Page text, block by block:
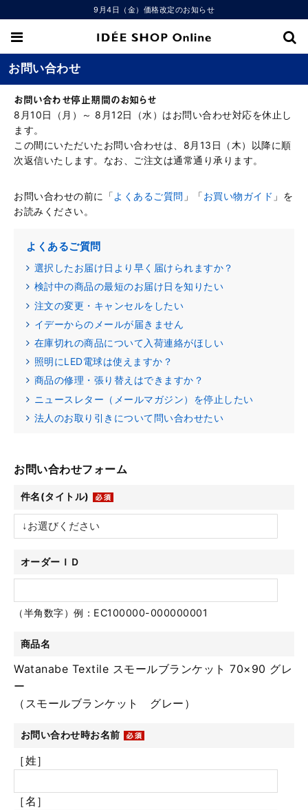
9月4日（金）価格改定のお知らせ
お問い合わせ
お問い合わせ停止期間のお知らせ
8月10日（月）～ 8月12日（水）はお問い合わせ対応を休止し
ます。
この間にいただいたお問い合わせは、8月13日（木）以降に順
次返信いたします。なお、ご注文は通常通り承ります。
お問い合わせの前に「よくあるご質問 」「お買い物ガイド 」を
お読みください。
よくあるご質問
選択したお届け日より早く届けられますか？
検討中の商品の最短のお届け日を知りたい
注文の変更・キャンセルをしたい
イデーからのメールが届きません
在庫切れの商品について入荷連絡がほしい
照明にLED電球は使えますか？
商品の修理・張り替えはできますか？
ニュースレター（メールマガジン）を停止したい
法人のお取り引きについて問い合わせたい
お問い合わせフォーム
件名(タイトル)
オーダーＩＤ
（半角数字）例：EC100000-000000001
商品名
Watanabe Textile スモールブランケット 70×90 グレ
ー
（スモールブランケット グレー）
お問い合わせ時お名前
［姓］
［名］